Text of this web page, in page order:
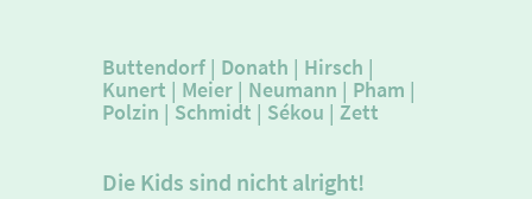
Buttendorf | Donath | Hirsch |
Kunert | Meier | Neumann | Pham |
Polzin | Schmidt | Sékou | Zett
Die Kids sind nicht alright!